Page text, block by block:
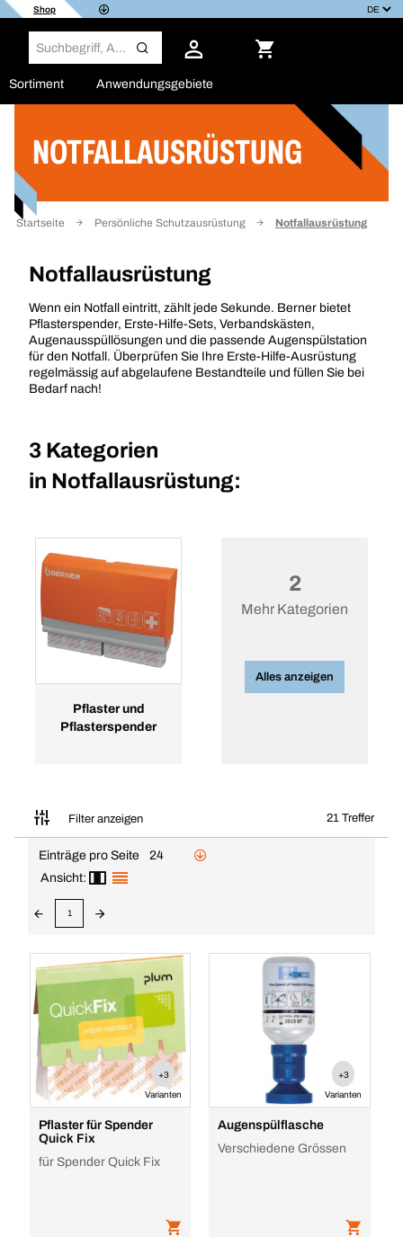
Shop
Sortiment Anwendungsgebiete
NOTFALLAUSRÜSTUNG
Startseite Persönliche Schutzausrüstung Notfallausrüstung
Notfallausrüstung
Wenn ein Notfall eintritt, zählt jede Sekunde. Berner bietet
Pflasterspender, Erste-Hilfe-Sets, Verbandskästen,
Augenausspüllösungen und die passende Augenspülstation
für den Notfall. Überprüfen Sie Ihre Erste-Hilfe-Ausrüstung
regelmässig auf abgelaufene Bestandteile und füllen Sie bei
Bedarf nach!
3 Kategorien
in Notfallausrüstung:
Pflaster und
Pflasterspender
2
Mehr Kategorien
Alles anzeigen
Filter anzeigen 21 Treffer
Filter
Einträge pro Seite
24
Ansicht:
1
+3
Varianten
Pflaster für Spender
Quick Fix
für Spender Quick Fix
+3
Varianten
Augenspülflasche
Verschiedene Grössen